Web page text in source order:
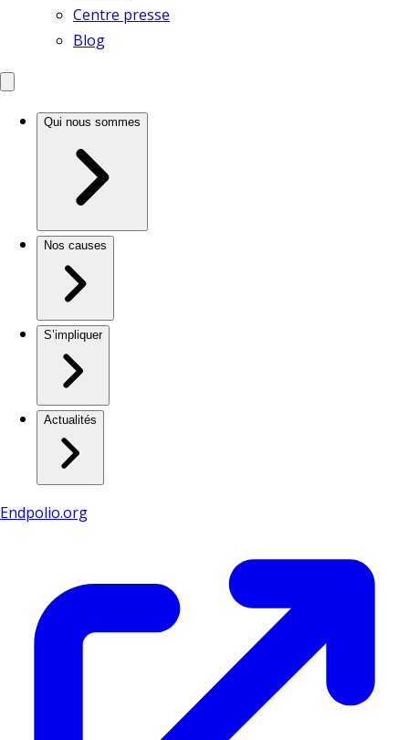
Centre presse
Blog
Qui nous sommes
Nos causes
S’impliquer
Actualités
Endpolio.org